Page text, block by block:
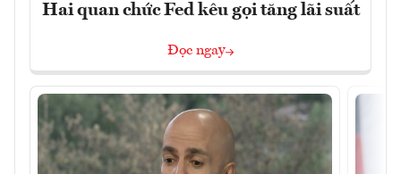
Hai quan chức Fed kêu gọi tăng lãi suất
Đọc ngay